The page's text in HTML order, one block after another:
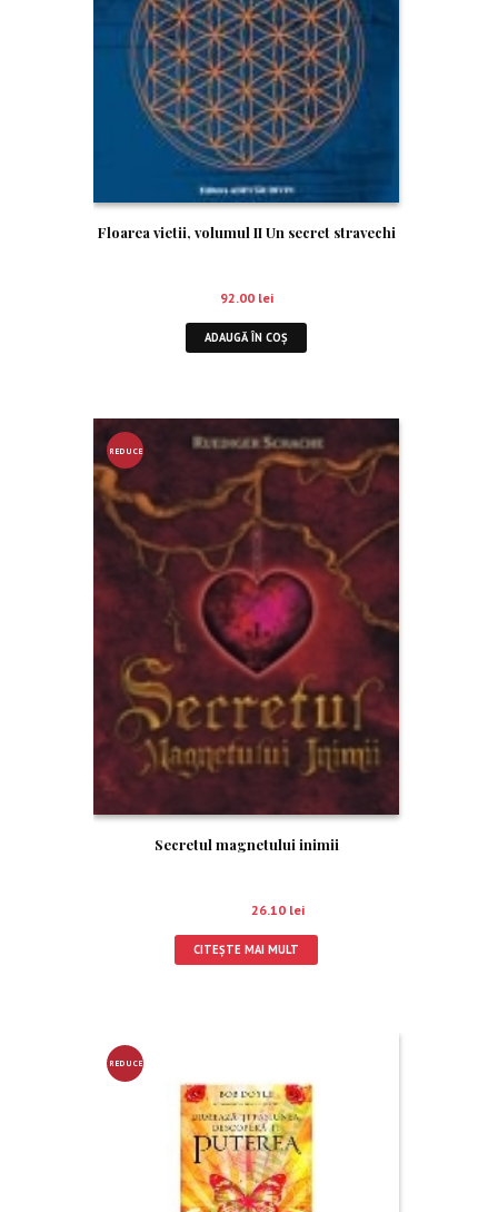
Floarea vietii, volumul II Un secret stravechi
92.00 lei
ADAUGĂ ÎN COȘ
REDUCE
Secretul magnetului inimii
26.10 lei
CITEȘTE MAI MULT
REDUCE